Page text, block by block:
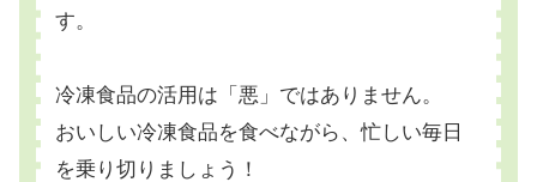
す。
冷凍食品の活用は「悪」ではありません。
おいしい冷凍食品を食べながら、忙しい毎日
を乗り切りましょう！